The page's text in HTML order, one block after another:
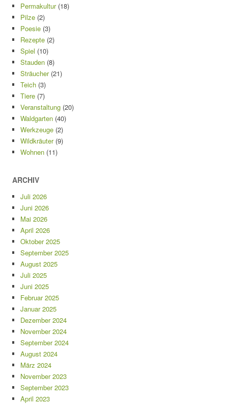
Permakultur(18)
Pilze (2)
Poesie (3)
Rezepte (2)
Spiel (10)
Stauden (8)
Sträucher(21)
Teich (3)
Tiere (7)
Veranstaltung (20)
Waldgarten (40)
Werkzeuge (2)
Wildkräuter(9)
Wohnen (11)
ARCHIV
Juli 2026
Juni 2026
Mai 2026
April 2026
Oktober 2025
September 2025
August 2025
Juli 2025
Juni 2025
Februar 2025
Januar 2025
Dezember 2024
November 2024
September 2024
August 2024
März 2024
November 2023
September 2023
April 2023